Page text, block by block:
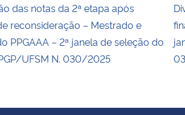
das notas da 2ª etapa após
reconsideração – Mestrado e
PPGAAA – 2ª janela de seleção do
UFSM N. 030/2025